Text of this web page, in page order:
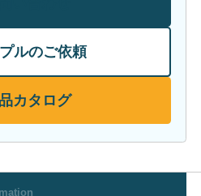
ルのご依頼
カタログ